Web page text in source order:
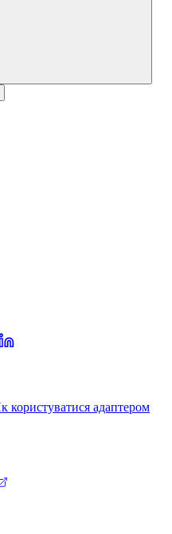
користуватися адаптером